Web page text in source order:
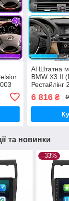
GPS
Al Штатна
BMW X3 II
Рестайлінг
екран 9"
Base
6 816₴
та новинки
–33%